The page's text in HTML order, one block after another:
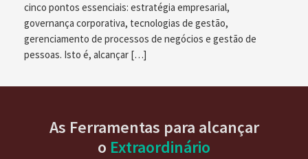
cinco pontos essenciais: estratégia empresarial,
governança corporativa, tecnologias de gestão,
gerenciamento de processos de negócios e gestão de
pessoas. Isto é, alcançar […]
As Ferramentas para alcançar
o Extraordinário